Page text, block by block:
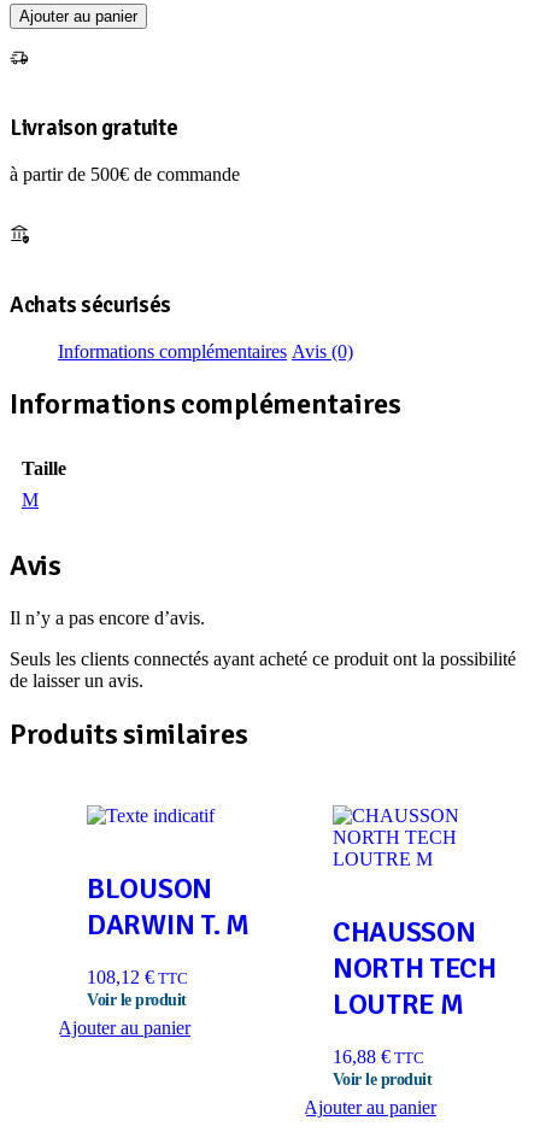
quantité
de
HH
SHIRT
543COBALT/M
Ajouter au panier
Livraison gratuite
à partir de 500€ de commande
Achats sécurisés
Informations complémentaires Avis (0)
Informations complémentaires
Taille
M
Avis
Il n’y a pas encore d’avis.
Seuls les clients connectés ayant acheté ce produit ont la possibilité
de laisser un avis.
Produits similaires
BLOUSON
DARWIN T. M
108,12 € TTC
Ajouter au panier
CHAUSSON
NORTH TECH
LOUTRE M
16,88 €TTC
Ajouter au panier